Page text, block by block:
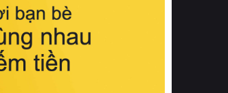
hồi chuẩn xác của phần đệm nâng đỡ
cột sống.
Bên cạnh đó, việc lựa chọn các dòng
sản phẩm đạt chuẩn chất lượng quốc
tế còn giúp ngăn ngừa tình trạng kích